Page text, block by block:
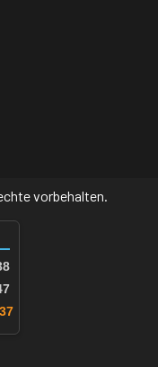
vorbehalten.